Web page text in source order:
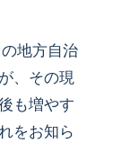
地方自治
、その現
も増やす
をお知ら